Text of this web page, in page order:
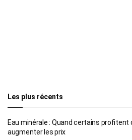
Les plus récents
Eau minérale : Quand certains profitent
augmenter les prix